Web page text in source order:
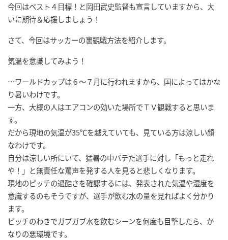
今回はベスト４目標！と岡田武史監督も宣言していますから、大
いに期待＆応援しましょう！
さて、今回はサッカーの裏観戦方法を紹介します。
気温を意識してみよう！
…ワールドカップは６〜７月に行われますから、国によってはかな
り暑いわけです。
一方、大概の人はエアコンの効いた場所でＴＶ観戦すると思いま
す。
だから現地の気温が35℃を越えていても、見ている方は涼しい顔
なわけです。
自分は涼しい所にいて、猛暑の中バテた選手に対し「もっと走れ
や！」と無責任な罵声を発する人を見ると悲しくなります。
現地のピッチの過酷さを確認するには、発表された気温や湿度を
意識するのもそうですが、選手が飲む水の量を見ればよく分かり
ます。
ピッチのわきでガブガブ水を飲むシーンを何度も目撃したら、か
なりの悪環境です。